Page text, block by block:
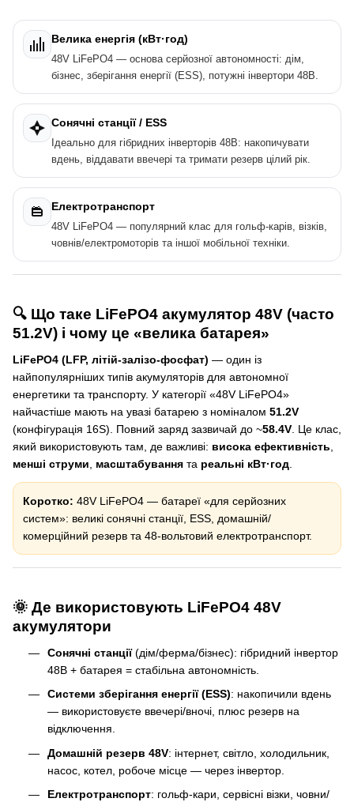
Велика енергія (кВт·год)
48V LiFePO4 — основа серйозної автономності: дім,
бізнес, зберігання енергії (ESS), потужні інвертори 48В.
Сонячні станції / ESS
Ідеально для гібридних інверторів 48В: накопичувати
вдень, віддавати ввечері та тримати резерв цілий рік.
Електротранспорт
48V LiFePO4 — популярний клас для гольф-карів, візків,
човнів/електромоторів та іншої мобільної техніки.
🔍 Що таке LiFePO4 акумулятор 48V (часто
51.2V) і чому це «велика батарея»
LiFePO4 (LFP, літій-залізо-фосфат) — один із
найпопулярніших типів акумуляторів для автономної
енергетики та транспорту. У категорії «48V LiFePO4»
найчастіше мають на увазі батарею з номіналом 51.2V
(конфігурація 16S). Повний заряд зазвичай до ~58.4V . Це клас,
який використовують там, де важливі: висока ефективність
менші струми
масштабування та реальні кВт·год
Коротко: 48V LiFePO4 — батареї «для серйозних
систем»: великі сонячні станції, ESS, домашній/
комерційний резерв та 48-вольтовий електротранспорт.
🌞 Де використовують LiFePO4 48V
акумулятори
Сонячні станції(дім/ферма/бізнес): гібридний інвертор
48В + батарея = стабільна автономність.
Системи зберігання енергії (ESS): накопичили вдень
— використовуєте ввечері/вночі, плюс резерв на
відключення.
Домашній резерв 48V: інтернет, світло, холодильник,
насос, котел, робоче місце — через інвертор.
Електротранспорт: гольф-кари, сервісні візки, човни/